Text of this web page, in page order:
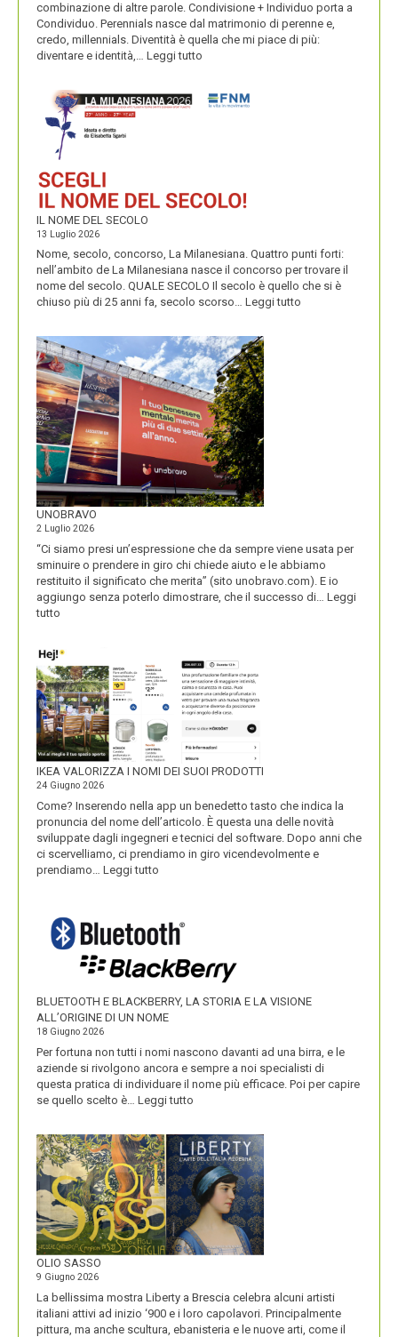
combinazione di altre parole. Condivisione + Individuo porta a
Condividuo. Perennials nasce dal matrimonio di perenne e,
credo, millennials. Diventità è quella che mi piace di più:
diventare e identità,… Leggi tutto
E
IL NOME DEL SECOLO
13 Luglio 2026
Nome, secolo, concorso, La Milanesiana. Quattro punti forti:
nell’ambito de La Milanesiana nasce il concorso per trovare il
nome del secolo. QUALE SECOLO Il secolo è quello che si è
chiuso più di 25 anni fa, secolo scorso… Leggi tutto
UNOBRAVO
2 Luglio 2026
“Ci siamo presi un’espressione che da sempre viene usata per
sminuire o prendere in giro chi chiede aiuto e le abbiamo
restituito il significato che merita” (sito unobravo.com). E io
aggiungo senza poterlo dimostrare, che il successo di… Leggi
tutto
IKEA VALORIZZA I NOMI DEI SUOI PRODOTTI
24 Giugno 2026
Come? Inserendo nella app un benedetto tasto che indica la
pronuncia del nome dell’articolo. È questa una delle novità
sviluppate dagli ingegneri e tecnici del software. Dopo anni che
ci scervelliamo, ci prendiamo in giro vicendevolmente e
prendiamo… Leggi tutto
NOMI
DEI
SUOI
PRODOTTI
BLUETOOTH E BLACKBERRY, LA STORIA E LA VISIONE
ALL’ORIGINE DI UN NOME
18 Giugno 2026
Per fortuna non tutti i nomi nascono davanti ad una birra, e le
aziende si rivolgono ancora e sempre a noi specialisti di
questa pratica di individuare il nome più efficace. Poi per capire
se quello scelto è… Leggi tutto
BLACKBERRY,
LA
STORIA
E
LA
VISIONE
ALL’ORIGINE
DI
NOME
OLIO SASSO
9 Giugno 2026
La bellissima mostra Liberty a Brescia celebra alcuni artisti
italiani attivi ad inizio ‘900 e i loro capolavori. Principalmente
pittura, ma anche scultura, ebanisteria e le nuove arti, come il